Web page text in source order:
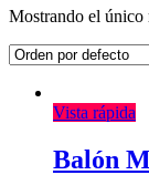
Mostrando el único
Vista rápida
Balón